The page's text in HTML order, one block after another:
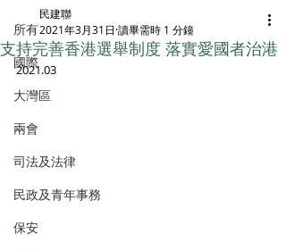
所有
國際
大灣區
兩會
司法及法律
民政及青年事務
保安
支持完善香港選舉制度 落實愛國者治港
民建聯
2021年3月31日 讀畢需時 1 分鐘
2021.03